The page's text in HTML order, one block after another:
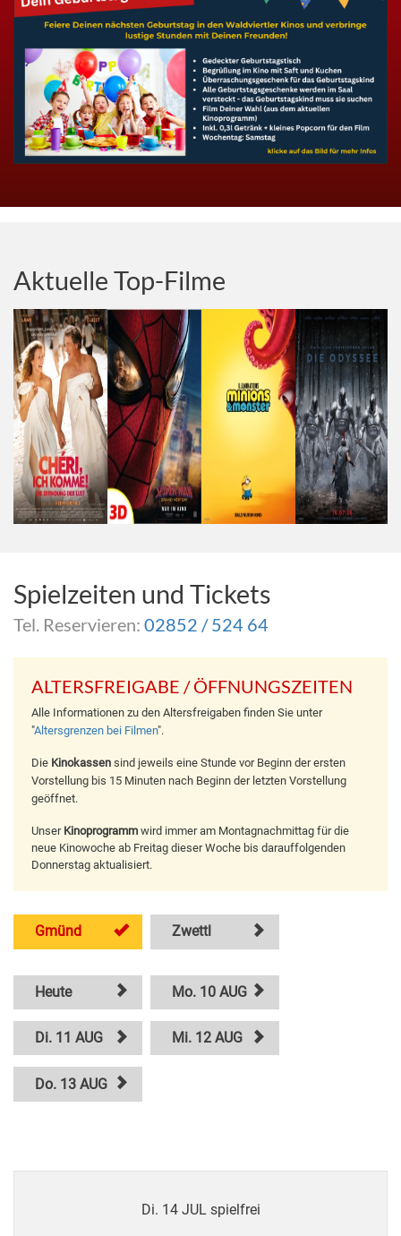
Aktuelle Top-Filme
Spielzeiten und Tickets
Tel. Reservieren: 02852 / 524 64
ALTERSFREIGABE / ÖFFNUNGSZEITEN
Alle Informationen zu den Altersfreigaben finden Sie unter
"Altersgrenzen bei Filmen".
Die Kinokassen sind jeweils eine Stunde vor Beginn der ersten
Vorstellung bis 15 Minuten nach Beginn der letzten Vorstellung
geöffnet.
Unser Kinoprogramm wird immer am Montagnachmittag für die
neue Kinowoche ab Freitag dieser Woche bis darauffolgenden
Donnerstag aktualisiert.
Gmünd Zwettl
Heute Mo. 10 AUG
Di. 11 AUG Mi. 12 AUG
Do. 13 AUG
Di. 14 JUL spielfrei